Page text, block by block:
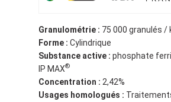
Granulométrie : 75 000 granulés /
Forme : Cylindrique
Substance active : phosphate
IP MAX®
Concentration : 2,42%
Usages homologués :